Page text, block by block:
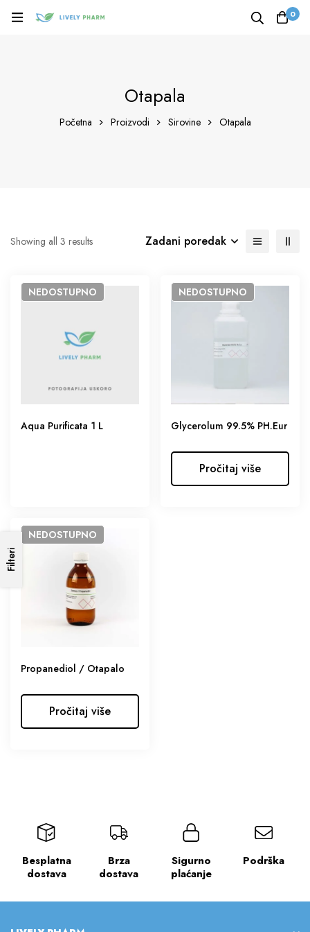
0
Otapala
Početna Proizvodi Sirovine Otapala
Filteri
Showing all 3 results Zadani poredak
NEDOSTUPNO
Aqua Purificata 1 L
NEDOSTUPNO
Glycerolum 99.5% PH.Eur
Pročitaj više
NEDOSTUPNO
Propanediol / Otapalo
Pročitaj više
Besplatna
dostava
Brza
dostava
Sigurno
plaćanje
Podrška